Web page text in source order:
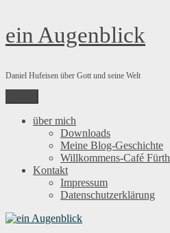
Zum
Inhalt
ein Augenblick
Daniel Hufeisen über Gott und seine Welt
über mich
Downloads
Meine Blog-Geschichte
Willkommens-Café Fürth
Kontakt
Impressum
Datenschutzerklärung